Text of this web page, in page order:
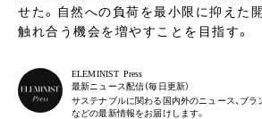
せた。自然への負荷を最小限に抑えた
触れ合う機会を増やすことを目指す。
ELEMINIST Press
最新ニュース配信（毎日更新）
サステナブルに関わる国内外のニュース、ブラ
などの最新情報をお届けします。